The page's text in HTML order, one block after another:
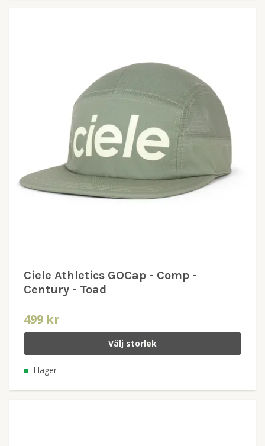
Ciele Athletics GOCap - Comp -
Century - Toad
499 kr
Välj storlek
I lager